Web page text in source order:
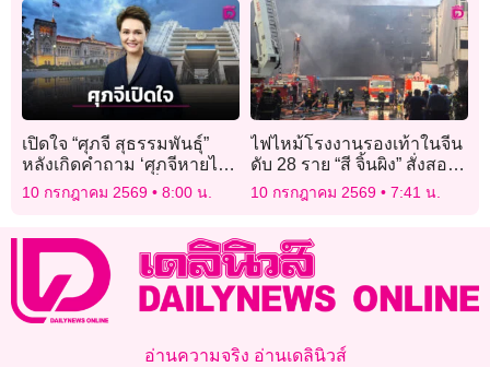
เปิดใจ “ศุภจี สุธรรมพันธุ์”
หลังเกิดคำถาม ‘ศุภจีหายไป
ไหน?’ กับภารกิจที่ทุกคนยัง
10 กรกฎาคม 2569 8:00 น.
ไฟไหม้โรงงานรองเท้าในจีน
ดับ 28 ราย “สี จิ้นผิง” สั่งสอบ
เข้มเอาผิดผู้รับผิดชอบ
10 กรกฎาคม 2569 7:41 น.
อ่านความจริง อ่านเดลินิวส์